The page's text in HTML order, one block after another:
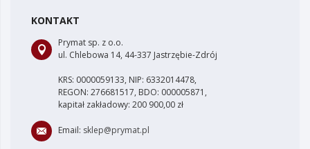
KONTAKT
Prymat sp. z o.o.
ul. Chlebowa 14, 44-337 Jastrzębie-Zdrój
KRS: 0000059133, NIP: 6332014478,
REGON: 276681517, BDO: 000005871,
kapitał zakładowy: 200 900,00 zł
Email: sklep@prymat.pl